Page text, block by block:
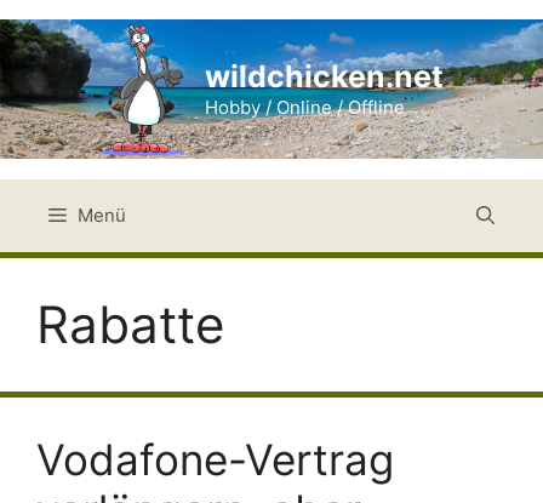
Zum
Inhalt
springen
wildchicken.net
Hobby / Online / Offline
Menü
Rabatte
Vodafone-Vertrag